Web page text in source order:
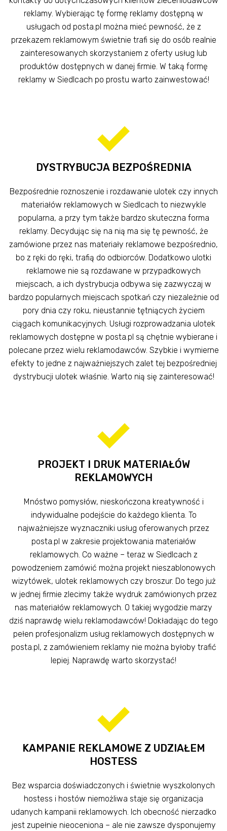
reklamy. Wybierając tę formę reklamy dostępną w
usługach od posta.pl można mieć pewność, że z
przekazem reklamowym świetnie trafi się do osób realnie
zainteresowanych skorzystaniem z oferty usług lub
produktów dostępnych w danej firmie. W taką formę
reklamy w Siedlcach po prostu warto zainwestować!
DYSTRYBUCJA BEZPOŚREDNIA
Bezpośrednie roznoszenie i rozdawanie ulotek czy innych
materiałów reklamowych w Siedlcach to niezwykle
popularna, a przy tym także bardzo skuteczna forma
reklamy. Decydując się na nią ma się tę pewność, że
zamówione przez nas materiały reklamowe bezpośrednio,
bo z ręki do ręki, trafią do odbiorców. Dodatkowo ulotki
reklamowe nie są rozdawane w przypadkowych
miejscach, a ich dystrybucja odbywa się zazwyczaj w
bardzo popularnych miejscach spotkań czy niezależnie od
pory dnia czy roku, nieustannie tętniących życiem
ciągach komunikacyjnych. Usługi rozprowadzania ulotek
reklamowych dostępne w posta.pl są chętnie wybierane i
polecane przez wielu reklamodawców. Szybkie i wymierne
efekty to jedne z najważniejszych zalet tej bezpośredniej
dystrybucji ulotek właśnie. Warto nią się zainteresować!
PROJEKT I DRUK MATERIAŁÓW
REKLAMOWYCH
Mnóstwo pomysłów, nieskończona kreatywność i
indywidualne podejście do każdego klienta. To
najważniejsze wyznaczniki usług oferowanych przez
posta.pl w zakresie projektowania materiałów
reklamowych. Co ważne – teraz w Siedlcach z
powodzeniem zamówić można projekt nieszablonowych
wizytówek, ulotek reklamowych czy broszur. Do tego już
w jednej firmie zlecimy także wydruk zamówionych przez
nas materiałów reklamowych. O takiej wygodzie marzy
dziś naprawdę wielu reklamodawców! Dokładając do tego
pełen profesjonalizm usług reklamowych dostępnych w
posta.pl, z zamówieniem reklamy nie można byłoby trafić
lepiej. Naprawdę warto skorzystać!
KAMPANIE REKLAMOWE Z UDZIAŁEM
HOSTESS
Bez wsparcia doświadczonych i świetnie wyszkolonych
hostess i hostów niemożliwa staje się organizacja
udanych kampanii reklamowych. Ich obecność nierzadko
jest zupełnie nieoceniona – ale nie zawsze dysponujemy